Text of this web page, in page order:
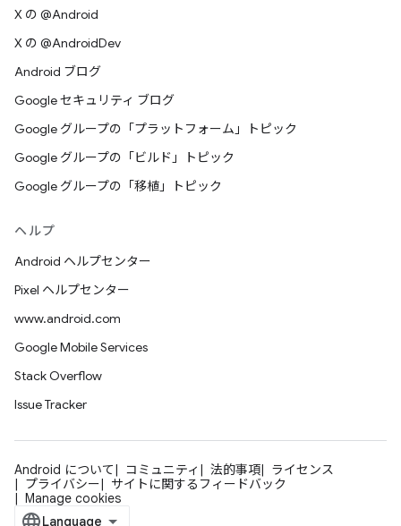
X の @Android
X の @AndroidDev
Android ブログ
Google セキュリティ ブログ
Google グループの「プラットフォーム」トピック
Google グループの「ビルド」トピック
Google グループの「移植」トピック
ヘルプ
Android ヘルプセンター
Pixel ヘルプセンター
www.android.com
Google Mobile Services
Stack Overflow
Issue Tracker
Android について コミュニティ 法的事項
ライセンス
プライバシー
サイトに関するフィードバック
Manage cookies